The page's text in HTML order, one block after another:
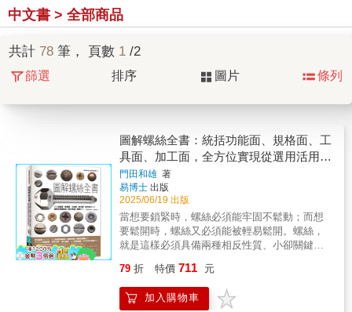
中文書 > 全部商品
共計 78 筆， 頁數 1 /2
篩選 排序 圖片 條列
圖解螺絲全書：統括功能面、規格面、工
具面、加工面，全方位實現從選用活用規
格品到自行製造的實務能力
門田和雄 著
易博士 出版
2025/06/19 出版
當想要鎖緊時，螺絲必須能牢固不鬆動；而想
要鬆開時，螺絲又必須能被輕易鬆開。螺絲，
就是這樣必須具備兩種相反性質、小卻關鍵的
缺的機械零件之一。動手實踐的自造者，在進
行機械設計時，需要決定螺絲所需的形狀、尺
寸與材質。尤其是強度設計，需要根據抗拉強
79 折 特價 711 元
加入購物車